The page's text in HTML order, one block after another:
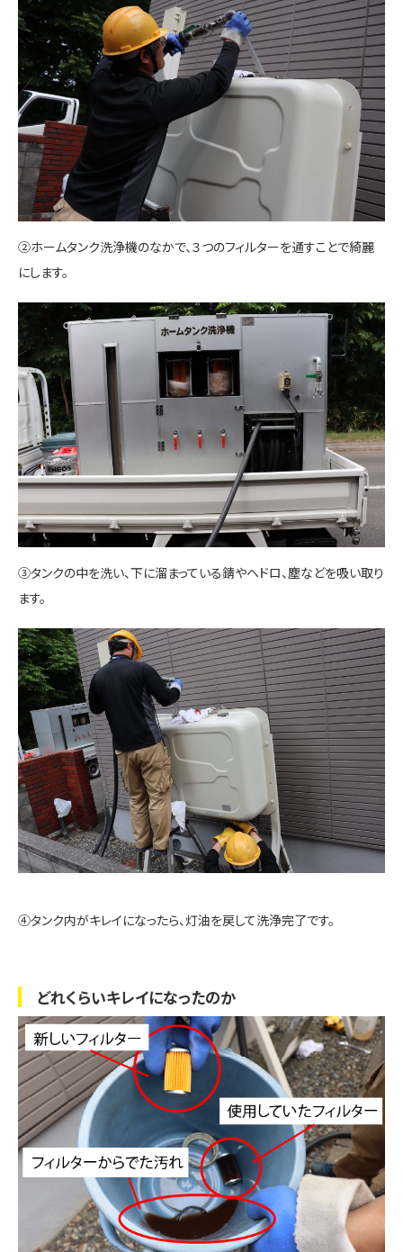
②ホームタンク洗浄機のなかで、３つのフィルターを通すことで綺麗
にします。
③タンクの中を洗い、下に溜まっている錆やヘドロ、塵などを吸い取り
ます。
④タンク内がキレイになったら、灯油を戻して洗浄完了です。
どれくらいキレイになったのか